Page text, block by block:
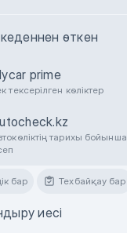
өткен
prime
тексерілген көліктер
тарихы бойынша
бар Техбайқау бар
иесі